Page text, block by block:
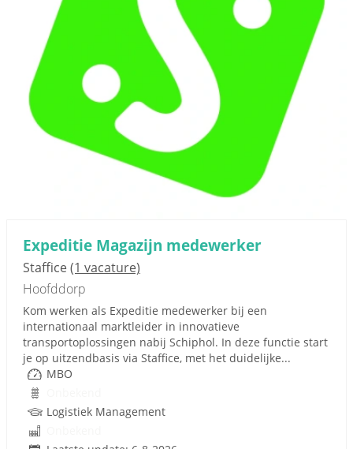
Expeditie Magazijn medewerker
Staffice(1 vacature)
Hoofddorp
Kom werken als Expeditie medewerker bij een
internationaal marktleider in innovatieve
transportoplossingen nabij Schiphol. In deze functie start
je op uitzendbasis via Staffice, met het duidelijke...
MBO
Logistiek Management